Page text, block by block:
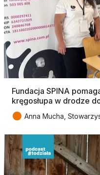
Fundacja SPINA
kręgosłupa w drodze
● Anna Mucha,